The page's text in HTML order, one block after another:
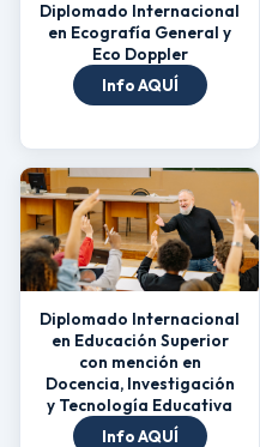
Diplomado Internacional
en Ecografía General y
Eco Doppler
Info AQUÍ
Diplomado Internacional
en Educación Superior
con mención en
Docencia, Investigación
y Tecnología Educativa
Info AQUÍ